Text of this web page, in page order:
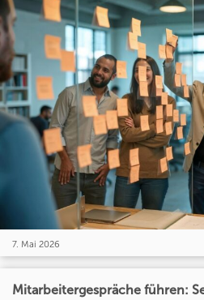
7. Mai 2026
Mitarbeitergespräche führen: